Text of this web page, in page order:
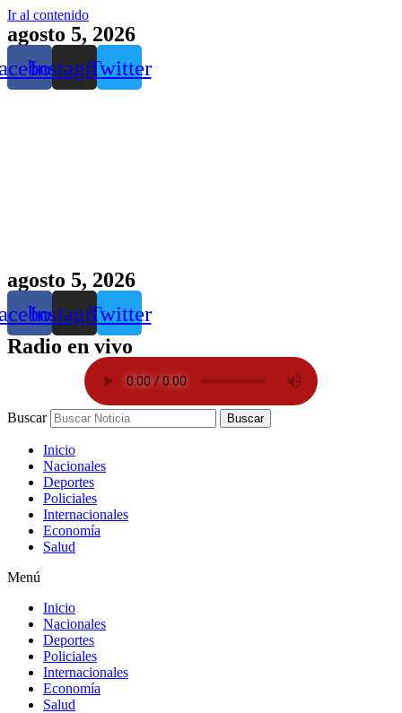
Ir al contenido
agosto 5, 2026
InstagramTwitter
agosto 5, 2026
InstagramTwitter
Radio en vivo
Buscar Buscar
Inicio
Nacionales
Deportes
Policiales
Internacionales
Economía
Salud
Menú
Inicio
Nacionales
Deportes
Policiales
Internacionales
Economía
Salud